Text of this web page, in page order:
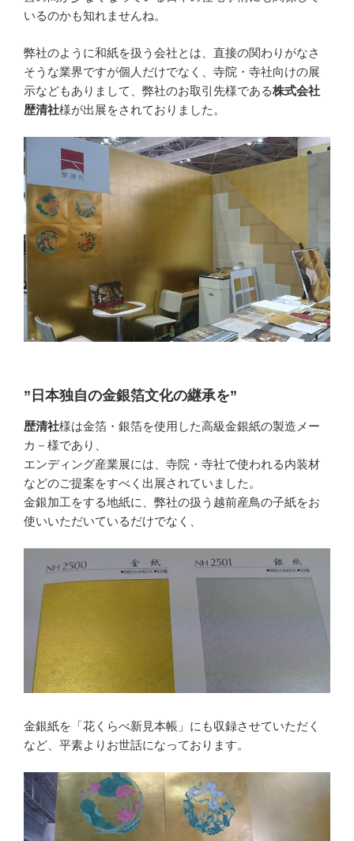
いるのかも知れませんね。
弊社のように和紙を扱う会社とは、直接の関わりがなさ
そうな業界ですが個人だけでなく、寺院・寺社向けの展
示などもありまして、弊社のお取引先様である株式会社
歴清社様が出展をされておりました。
”日本独自の金銀箔文化の継承を”
歴清社様は金箔・銀箔を使用した高級金銀紙の製造メー
カ－様であり、
エンディング産業展には、寺院・寺社で使われる内装材
などのご提案をすべく出展されていました。
金銀加工をする地紙に、弊社の扱う越前産鳥の子紙をお
使いいただいているだけでなく、
金銀紙を「花くらべ新見本帳」にも収録させていただく
など、平素よりお世話になっております。